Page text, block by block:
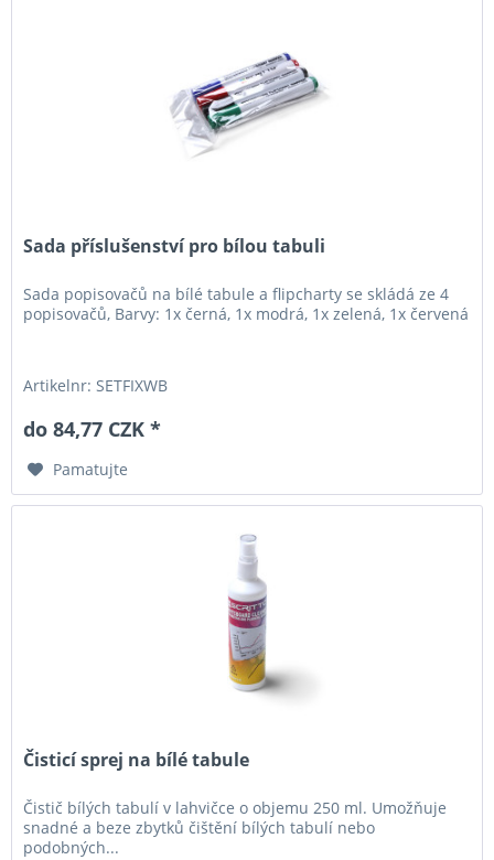
Sada příslušenství pro bílou tabuli
Sada popisovačů na bílé tabule a flipcharty se skládá ze 4
popisovačů, Barvy: 1x černá, 1x modrá, 1x zelená, 1x červená
Artikelnr: SETFIXWB
do 84,77 CZK *
Pamatujte
Čisticí sprej na bílé tabule
Čistič bílých tabulí v lahvičce o objemu 250 ml. Umožňuje
snadné a beze zbytků čištění bílých tabulí nebo
podobných...